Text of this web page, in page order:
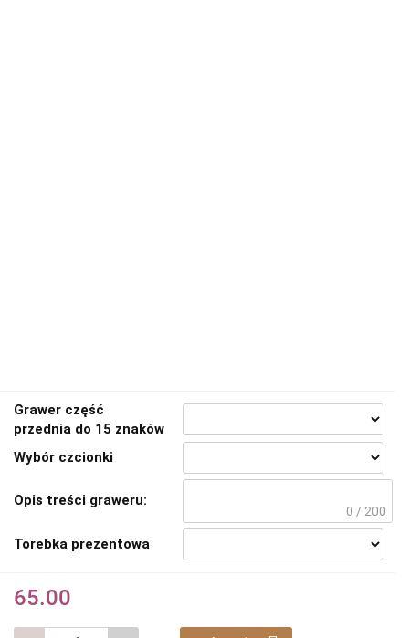
Grawer część
przednia do 15 znaków
Wybór czcionki
Opis treści graweru:
0 / 200
Torebka prezentowa
65.00